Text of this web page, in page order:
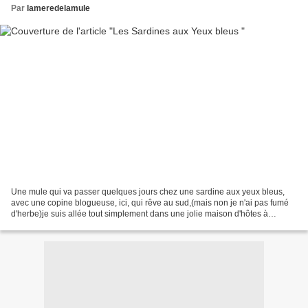
Par lameredelamule
Une mule qui va passer quelques jours chez une sardine aux yeux bleus,
avec une copine blogueuse, ici, qui rêve au sud,(mais non je n'ai pas fumé
d'herbe)je suis allée tout simplement dans une jolie maison d'hôtes à